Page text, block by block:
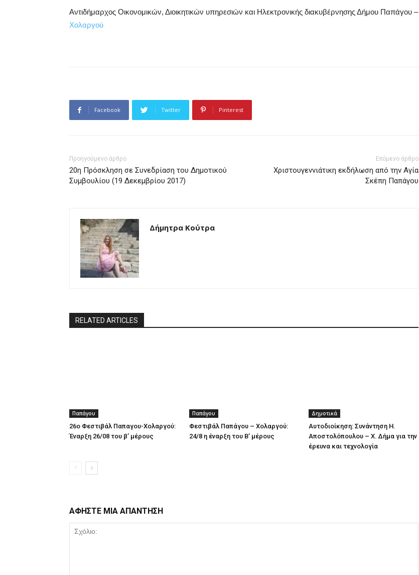
Αντιδήμαρχος Οικονομικών, Διοικητικών υπηρεσιών και Ηλεκτρονικής διακυβέρνησης Δήμου Παπάγου –
Χολαργού
Facebook Twitter Pinterest
Προηγούμενο άρθρο
20η Πρόσκληση σε Συνεδρίαση του Δημοτικού
Συμβουλίου (19 Δεκεμβρίου 2017)
Επόμενο άρθρο
Χριστουγεννιάτικη εκδήλωση από την Αγία
Σκέπη Παπάγου
Δήμητρα Κούτρα
RELATED ARTICLES
Παπάγου
26ο Φεστιβάλ Παπαγου-Χολαργού:
Έναρξη 26/08 του β’ μέρους
Παπάγου
Φεστιβάλ Παπάγου – Χολαργού:
24/8 η έναρξη του Β’ μέρους
Δημοτικά
Αυτοδιοίκηση: Συνάντηση Η.
Αποστολόπουλου – Χ. Δήμα για την
έρευνα και τεχνολογία
ΑΦΗΣΤΕ ΜΙΑ ΑΠΑΝΤΗΣΗ